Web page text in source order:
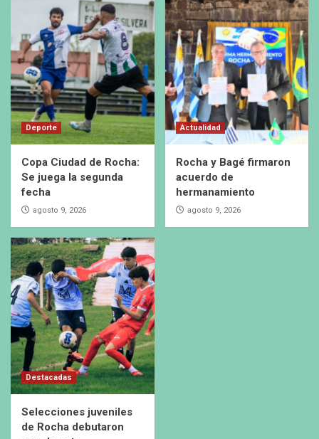
Deporte
Copa Ciudad de Rocha:
Se juega la segunda
fecha
agosto 9, 2026
Actualidad
Rocha y Bagé firmaron
acuerdo de
hermanamiento
agosto 9, 2026
Destacadas
Selecciones juveniles
de Rocha debutaron